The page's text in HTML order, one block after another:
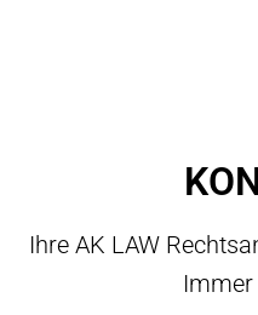
Ihre AK LAW